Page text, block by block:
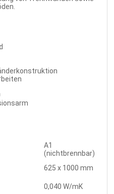
A1
(nichtbrennbar)
625 x 1000 mm
0,040 W/mK